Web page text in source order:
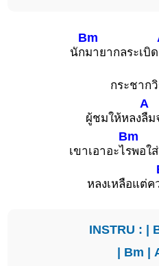
นัก
Bm
มายากลระเบิด
กระชาก
ผู้ชมให้หลง
A
ลืม
เขาเอาอะไ
Bm
รพอใ
หลงเหลือแต่ค
INSTRU : |
| Bm |